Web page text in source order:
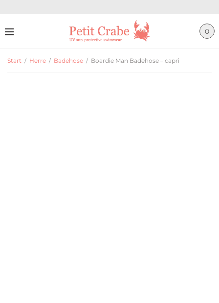
0
Start / Herre / Badehose / Boardie Man Badehose – capri